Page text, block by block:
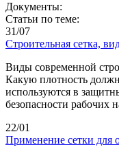
Документы:
Статьи по теме:
31/07
Строительная сетка,
Виды современной
Какую плотность
используются в
безопасности рабочих
22/01
Применение сетки для